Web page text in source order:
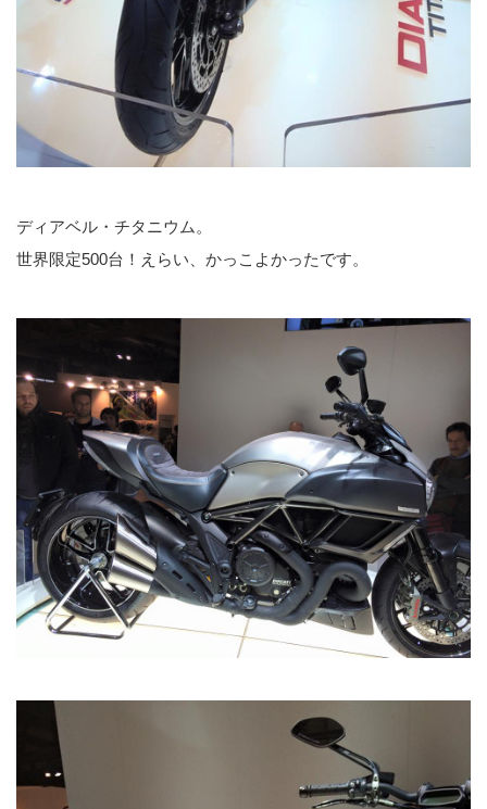
ディアベル・チタニウム。
世界限定500台！えらい、かっこよかったです。